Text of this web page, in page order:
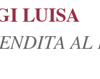
LUISA